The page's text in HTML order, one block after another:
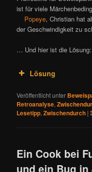
ist für viele
Popeye, Christian hat
der Geschwindigkeit zu
… Und hier ist die Lösung:
Lösung
Veröffentlicht unter
Retroanalyse,
Lesetipp,Zwischendurch |
Ein Cook bei
und ein Bug